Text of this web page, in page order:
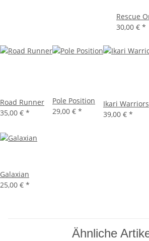
Rescue
30,00 € *
Road Runner
35,00 € *
Pole Position
29,00 € *
Ikari Warriors
39,00 € *
Galaxian
25,00 € *
Ähnliche